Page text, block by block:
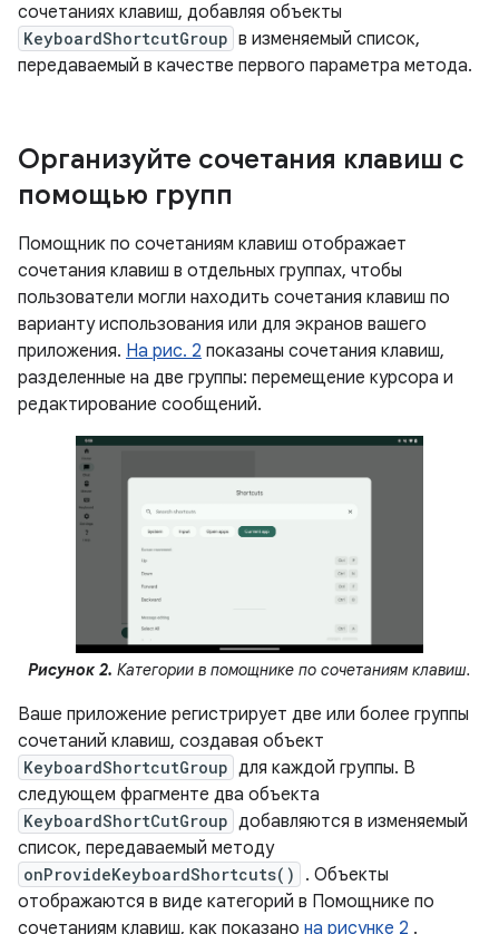
сочетаниях клавиш, добавляя объекты
KeyboardShortcutGroup в изменяемый список,
передаваемый в качестве первого параметра метода.
Организуйте сочетания клавиш с
помощью групп
Помощник по сочетаниям клавиш отображает
сочетания клавиш в отдельных группах, чтобы
пользователи могли находить сочетания клавиш по
варианту использования или для экранов вашего
приложения. На рис. 2 показаны сочетания клавиш,
разделенные на две группы: перемещение курсора и
редактирование сообщений.
Рисунок 2. Категории в помощнике по сочетаниям клавиш.
Ваше приложение регистрирует две или более группы
сочетаний клавиш, создавая объект
KeyboardShortcutGroup для каждой группы. В
следующем фрагменте два объекта
KeyboardShortCutGroup добавляются в изменяемый
список, передаваемый методу
onProvideKeyboardShortcuts()
. Объекты
отображаются в виде категорий в Помощнике по
сочетаниям клавиш, как показано на рисунке 2 .